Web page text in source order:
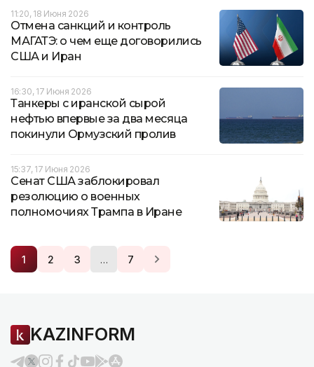
11:20, 18 Июня 2026
Отмена санкций и контроль
МАГАТЭ: о чем еще договорились
США и Иран
16:30, 17 Июня 2026
Танкеры с иранской сырой
нефтью впервые за два месяца
покинули Ормузский пролив
15:37, 17 Июня 2026
Сенат США заблокировал
резолюцию о военных
полномочиях Трампа в Иране
1 2 3 … 7
KAZINFORM